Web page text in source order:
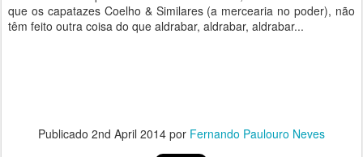
que os capatazes Coelho & Similares (a mercearia no poder), não
têm feito outra coisa do que aldrabar, aldrabar, aldrabar...
Publicado 2nd April 2014 por Fernando Paulouro Neves